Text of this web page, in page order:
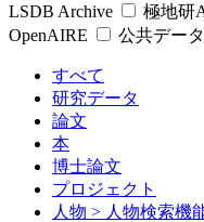
LSDB Archive
極地研
OpenAIRE
公共デー
すべて
研究データ
論文
本
博士論文
プロジェクト
人物 > 人物検索機